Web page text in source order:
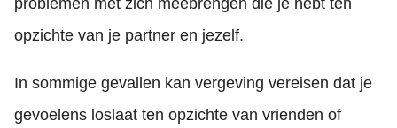
problemen met zich meebrengen die je hebt ten
opzichte van je partner en jezelf.
In sommige gevallen kan vergeving vereisen dat je
gevoelens loslaat ten opzichte van vrienden of